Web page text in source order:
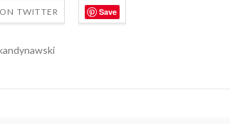
TWITTER Save